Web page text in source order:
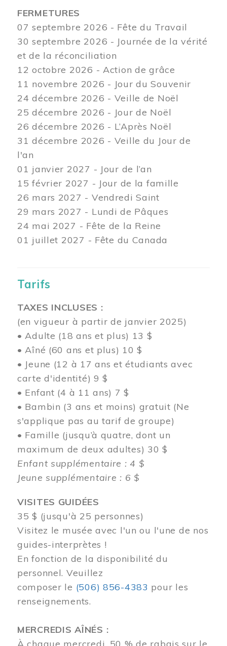
FERMETURES
07 septembre 2026 - Fête du Travail
30 septembre 2026 - Journée de la vérité
et de la réconciliation
12 octobre 2026 - Action de grâce
11 novembre 2026 - Jour du Souvenir
24 décembre 2026 - Veille de Noël
25 décembre 2026 - Jour de Noël
26 décembre 2026 - L’Après Noël
31 décembre 2026 - Veille du Jour de
l'an
01 janvier 2027 - Jour de l’an
15 février 2027 - Jour de la famille
26 mars 2027 - Vendredi Saint
29 mars 2027 - Lundi de Pâques
24 mai 2027 - Fête de la Reine
01 juillet 2027 - Fête du Canada
Tarifs
TAXES INCLUSES :
(en vigueur à partir de janvier 2025)
• Adulte (18 ans et plus) 13 $
• Aîné (60 ans et plus) 10 $
• Jeune (12 à 17 ans et étudiants avec
carte d'identité) 9 $
• Enfant (4 à 11 ans) 7 $
• Bambin (3 ans et moins) gratuit (Ne
s'applique pas au tarif de groupe)
• Famille (jusqu’à quatre, dont un
maximum de deux adultes) 30 $
Enfant supplémentaire : 4 $
Jeune supplémentaire : 6 $
VISITES GUIDÉES
35 $ (jusqu'à 25 personnes)
Visitez le musée avec l'un ou l'une de nos
guides-interprètes !
En fonction de la disponibilité du
personnel. Veuillez
composer le (506) 856-4383 pour les
renseignements.
MERCREDIS AÎNÉS :